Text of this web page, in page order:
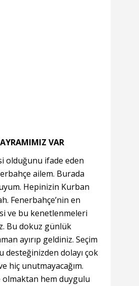
VAR
olduğunu ifade eden
ailem. Burada
Hepinizin Kurban
Fenerbahçe’nin en
ve bu kenetlenmeleri
Bu dokuz günlük
ayırıp geldiniz. Seçim
desteğinizden dolayı çok
hiç unutmayacağım.
hem duygulu